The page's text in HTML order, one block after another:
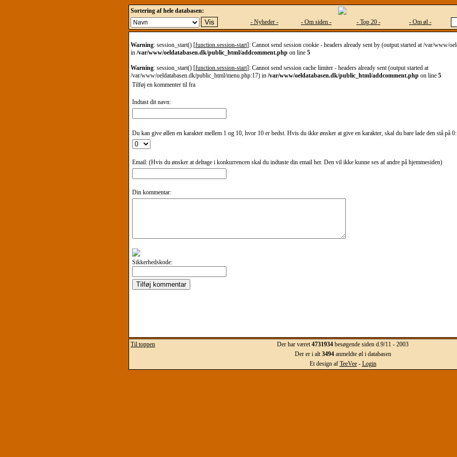
Sortering af hele databasen:
- Nyheder -
- Om siden - - Top 20 - - Om øl -
Warning: session_start() [function.session-start]: Cannot send session cookie - headers already sent by (output started at /var/www/
in /var/www/oeldatabasen.dk/public_html/addcomment.php on line 5
Warning: session_start() [function.session-start]: Cannot send session cache limiter - headers already sent (output started at
/var/www/oeldatabasen.dk/public_html/menu.php:17) in /var/www/oeldatabasen.dk/public_html/addcomment.php on line 5
Tilføj en kommenter til fra
Indtast dit navn:
Du kan give øllen en karakter mellem 1 og 10, hvor 10 er bedst. Hvis du ikke ønsker at give en karakter, skal du bare lade den stå på 0:
Email: (Hvis du ønsker at deltage i konkurrencen skal du indtaste din email her. Den vil ikke kunne ses af andre på hjemmesiden)
Din kommentar:
Sikkerhedskode:
Til toppen Der har været4731934besøgende siden d.9/11 - 2003
Der er i alt3494anmeldte øl i databasen
Et design af TeeVee- Login